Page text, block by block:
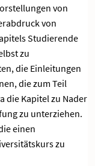
von
von
Studierende
zu
die Einleitungen
die zum Teil
die Kapitel zu Nader
zu unterziehen.
einen
zu